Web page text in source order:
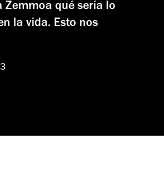
Zemmoa qué sería lo
la vida. Esto nos